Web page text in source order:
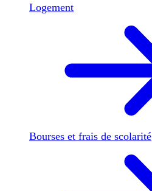
Logement
Bourses et frais de scolarité